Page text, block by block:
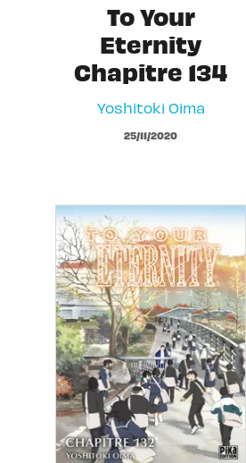
To Your
Eternity
Chapitre 134
Yoshitoki Oima
25/11/2020